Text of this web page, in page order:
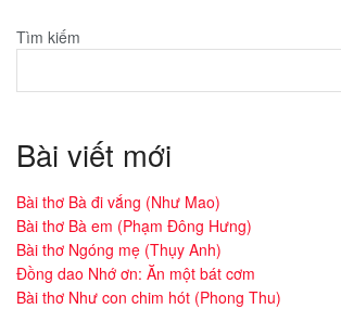
Tìm kiếm
Bài viết mới
Bài thơ Bà đi vắng (Như Mao)
Bài thơ Bà em (Phạm Đông Hưng)
Bài thơ Ngóng mẹ (Thụy Anh)
Đồng dao Nhớ ơn: Ăn một bát cơm
Bài thơ Như con chim hót (Phong Thu)